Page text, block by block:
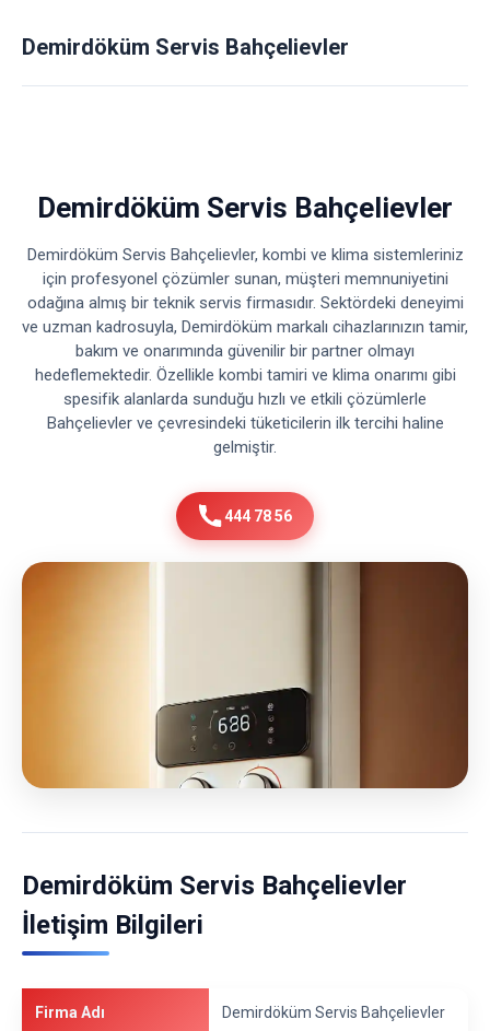
Demirdöküm Servis Bahçelievler
Demirdöküm Servis Bahçelievler
Demirdöküm Servis Bahçelievler, kombi ve klima sistemleriniz
için profesyonel çözümler sunan, müşteri memnuniyetini
odağına almış bir teknik servis firmasıdır. Sektördeki deneyimi
ve uzman kadrosuyla, Demirdöküm markalı cihazlarınızın tamir,
bakım ve onarımında güvenilir bir partner olmayı
hedeflemektedir. Özellikle kombi tamiri ve klima onarımı gibi
spesifik alanlarda sunduğu hızlı ve etkili çözümlerle
Bahçelievler ve çevresindeki tüketicilerin ilk tercihi haline
gelmiştir.
444 78 56
Demirdöküm Servis Bahçelievler
İletişim Bilgileri
Firma Adı Demirdöküm Servis Bahçelievler